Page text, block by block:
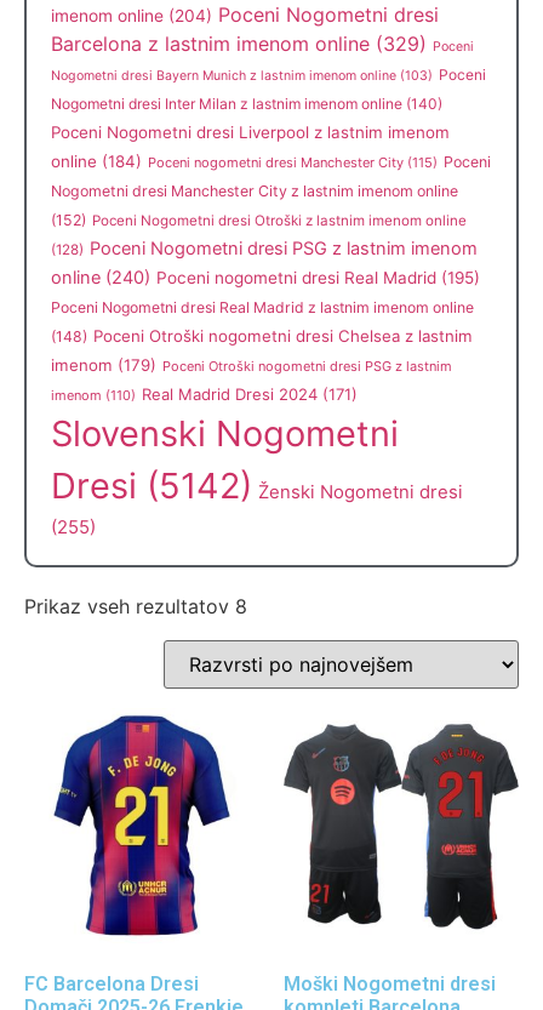
imenom online (204) Poceni Nogometni dresi
Barcelona z lastnim imenom online (329)
Poceni
Nogometni dresi Bayern Munich z lastnim imenom online (103) Poceni
Nogometni dresi Inter Milan z lastnim imenom online (140)
Poceni Nogometni dresi Liverpool z lastnim imenom
online (184) Poceni nogometni dresi Manchester City (115) Poceni
Nogometni dresi Manchester City z lastnim imenom online
(152) Poceni Nogometni dresi Otroški z lastnim imenom online
(128) Poceni Nogometni dresi PSG z lastnim imenom
online (240) Poceni nogometni dresi Real Madrid (195)
Poceni Nogometni dresi Real Madrid z lastnim imenom online
(148) Poceni Otroški nogometni dresi Chelsea z lastnim
imenom (179) Poceni Otroški nogometni dresi PSG z lastnim
imenom (110) Real Madrid Dresi 2024 (171)
Slovenski Nogometni
Dresi (5142) Ženski Nogometni dresi
(255)
Prikaz vseh rezultatov 8
FC Barcelona Dresi
Moški Nogometni dresi